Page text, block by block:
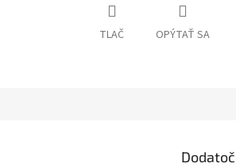
TLAČ OPÝTAŤ SA